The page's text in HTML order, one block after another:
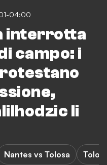
04:00
interrotta
campo: i
li
Nantes vs Tolosa